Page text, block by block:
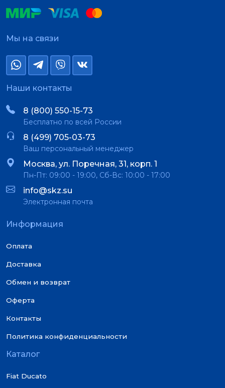
Мы на связи
Наши контакты
8 (800) 550-15-73
Бесплатно по всей России
8 (499) 705-03-73
Ваш персональный менеджер
Москва, ул. Поречная, 31, корп. 1
Пн-Пт: 09:00 - 19:00, Сб-Вс: 10:00 - 17:00
info@skz.su
Электронная почта
Информация
Оплата
Доставка
Обмен и возврат
Оферта
Контакты
Политика конфиденциальности
Каталог
Fiat Ducato